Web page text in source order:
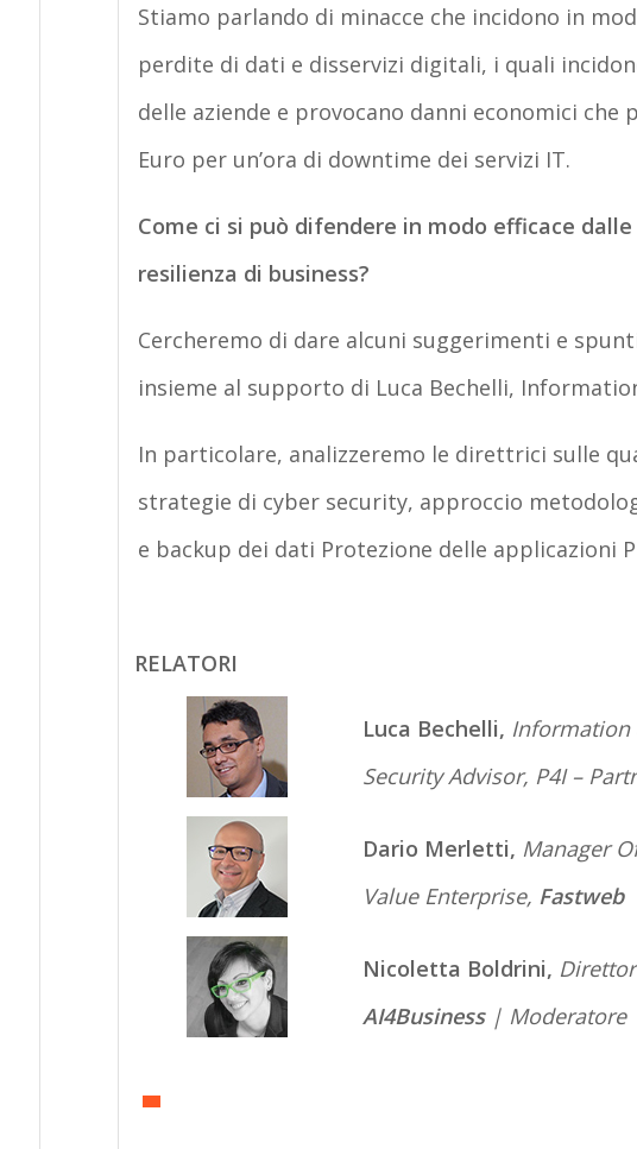
Stiamo parlando di minacce che incidono in
perdite di dati e disservizi digitali, i quali
delle aziende e provocano danni economici che
Euro per un’ora di downtime dei servizi IT.
Come ci si può difendere in modo efficace
resilienza di business?
Cercheremo di dare alcuni suggerimenti e
insieme al supporto di Luca Bechelli,
In particolare, analizzeremo le direttrici sulle
strategie di cyber security, approccio
e backup dei dati Protezione delle applicazioni
RELATORI
Luca Bechelli, Information
Security Advisor, P4I –
Dario Merletti, Manager
Value Enterprise, Fastweb
Nicoletta Boldrini,
AI4Business | Moderatore